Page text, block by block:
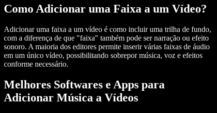
Como Adicionar uma Faixa a um Vídeo?
Adicionar uma faixa a um vídeo é como incluir uma trilha de fundo,
com a diferença de que "faixa" também pode ser narração ou efeito
sonoro. A maioria dos editores permite inserir várias faixas de áudio
em um único vídeo, possibilitando sobrepor música, voz e efeitos
conforme necessário.
Melhores Softwares e Apps para
Adicionar Música a Vídeos